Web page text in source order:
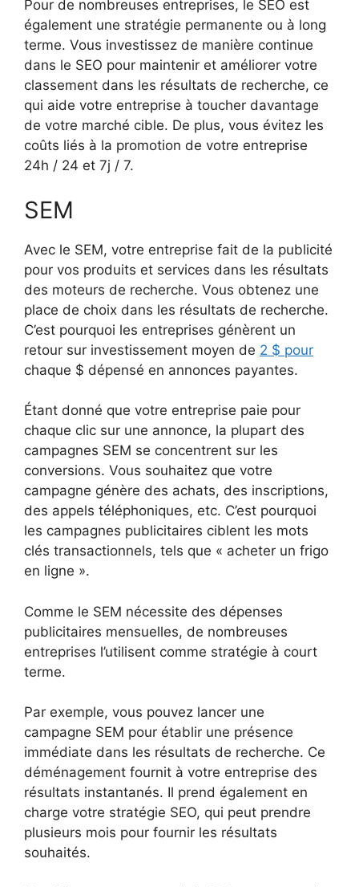
Pour de nombreuses entreprises, le SEO est
également une stratégie permanente ou à long
terme. Vous investissez de manière continue
dans le SEO pour maintenir et améliorer votre
classement dans les résultats de recherche, ce
qui aide votre entreprise à toucher davantage
de votre marché cible. De plus, vous évitez les
coûts liés à la promotion de votre entreprise
24h / 24 et 7j / 7.
SEM
Avec le SEM, votre entreprise fait de la publicité
pour vos produits et services dans les résultats
des moteurs de recherche. Vous obtenez une
place de choix dans les résultats de recherche.
C’est pourquoi les entreprises génèrent un
retour sur investissement moyen de 2 $ pour
chaque $ dépensé en annonces payantes.
Étant donné que votre entreprise paie pour
chaque clic sur une annonce, la plupart des
campagnes SEM se concentrent sur les
conversions. Vous souhaitez que votre
campagne génère des achats, des inscriptions,
des appels téléphoniques, etc. C’est pourquoi
les campagnes publicitaires ciblent les mots
clés transactionnels, tels que « acheter un frigo
en ligne ».
Comme le SEM nécessite des dépenses
publicitaires mensuelles, de nombreuses
entreprises l’utilisent comme stratégie à court
terme.
Par exemple, vous pouvez lancer une
campagne SEM pour établir une présence
immédiate dans les résultats de recherche. Ce
déménagement fournit à votre entreprise des
résultats instantanés. Il prend également en
charge votre stratégie SEO, qui peut prendre
plusieurs mois pour fournir les résultats
souhaités.